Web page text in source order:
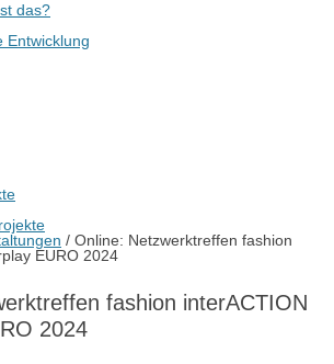
das?
Entwicklung
/ Online: Netzwerktreffen fashion
EURO 2024
fashion interACTION
2024